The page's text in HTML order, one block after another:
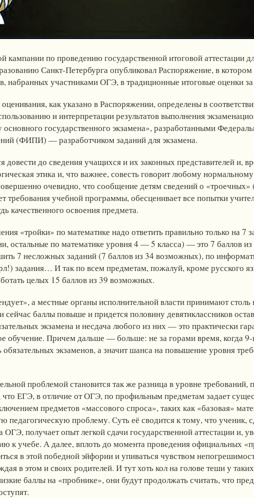
кампании по проведению государственной итоговой аттестации
Санкт-Петербурга опубликовал Распоряжение, в
набранных участниками ОГЭ, в традиционные итоговые оценки за
как указано в Распоряжении, определены в
и интерпретации результатов выполнения
основного государственного экзамена», разработанными
(ФИПИ) — разработчиком заданий для экзамена.
довести до сведения учащихся и их законных представителей и,
этика и, что важнее, совесть говорит любому
очевидно, что сообщение детям сведений о «троечных»
требования учебной программы, обесценивает все попытки
качественного освоения предмета.
«тройки» по математике надо ответить правильно только на 7
остальные по математике уровня 4 — 5 класса) — это 7 баллов
7 несложных заданий (7 баллов из 34 возможных), по
задания… И так по всем предметам, пожалуй, кроме русского
целых 15 баллов из 39 возможных.
а местные органы исполнительной власти принимают столь
баллы повыше и придется половину девятиклассников
экзамена и несдача любого из них — это практически
обучение. Причем дальше — больше: не за горами время, когда
обязательных экзаменов, а значит шанса на повышение уровня
проблемой становится так же разница в уровне требований,
ЕГЭ, в отличие от ОГЭ, по профильным предметам задает
предметов «массового спроса», таких как «базовая»
педагогическую проблему. Суть её сводится к тому, что ученик,
получает опыт легкой сдачи государственной аттестации и,
к учебе. А далее, вплоть до момента проведения официальных
в этой победной эйфории и упиваться чувством
в этом и своих родителей. И тут хоть кол на голове теши у
баллы на «пробнике», они будут продолжать считать, что